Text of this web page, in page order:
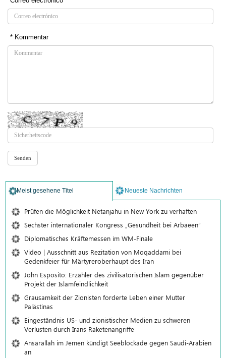
* Kommentar
Meist gesehene Titel Neueste Nachrichten
Prüfen die Möglichkeit Netanjahu in New York zu verhaften
Sechster internationaler Kongress „Gesundheit bei Arbaeen“
Diplomatisches Kräftemessen im WM-Finale
Video | Ausschnitt aus Rezitation von Moqaddami bei
Gedenkfeier für Märtyreroberhaupt des Iran
John Esposito: Erzähler des zivilisatorischen Islam gegenüber
Projekt der Islamfeindlichkeit
Grausamkeit der Zionisten forderte Leben einer Mutter
Palästinas
Eingeständnis US- und zionistischer Medien zu schweren
Verlusten durch Irans Raketenangriffe
Ansarallah im Jemen kündigt Seeblockade gegen Saudi-Arabien
an